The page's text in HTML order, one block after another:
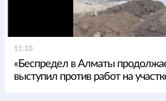
11:10
«Беспредел в Алматы
выступил против работ на